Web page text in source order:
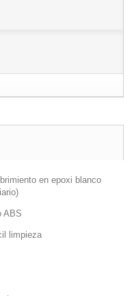
en epoxi blanco
ABS
limpieza